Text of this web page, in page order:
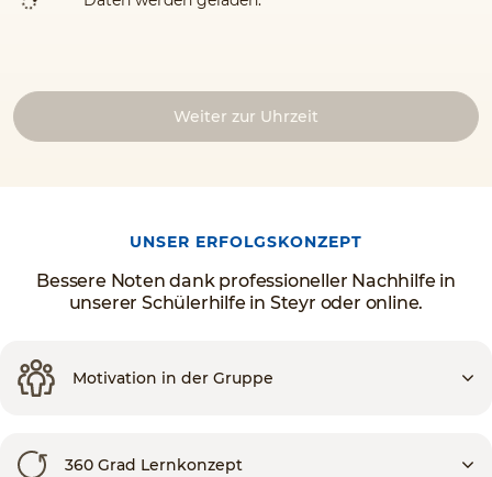
Weiter zur Uhrzeit
UNSER ERFOLGSKONZEPT
Bessere Noten dank professioneller Nachhilfe in
unserer Schülerhilfe in Steyr oder online.
Motivation in der Gruppe
360 Grad Lernkonzept